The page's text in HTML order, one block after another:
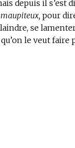
depuis il s’est
pour
se
le veut faire